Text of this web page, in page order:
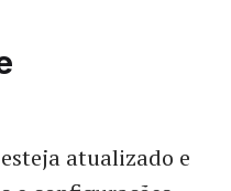
atualizado e